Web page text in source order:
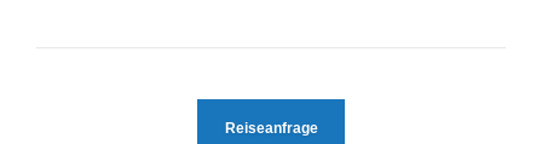
Reiseanfrage